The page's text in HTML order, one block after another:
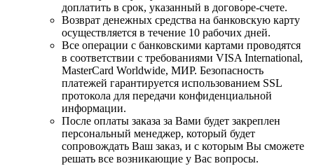
доплатить в срок, указанный в договоре-счете.
Возврат денежных средства на банковскую карту
осуществляется в течение 10 рабочих дней.
Все операции с банковскими картами проводятся
в соответствии с требованиями VISA International,
MasterCard Worldwide, МИР. Безопасность
платежей гарантируется использованием SSL
протокола для передачи конфиденциальной
информации.
После оплаты заказа за Вами будет закреплен
персональный менеджер, который будет
сопровождать Ваш заказ, и с которым Вы сможете
решать все возникающие у Вас вопросы.